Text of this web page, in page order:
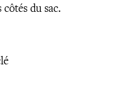
du sac.